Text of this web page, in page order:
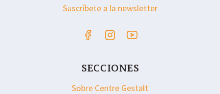
Suscríbete a la newsletter
SECCIONES
Sobre Centre Gestalt